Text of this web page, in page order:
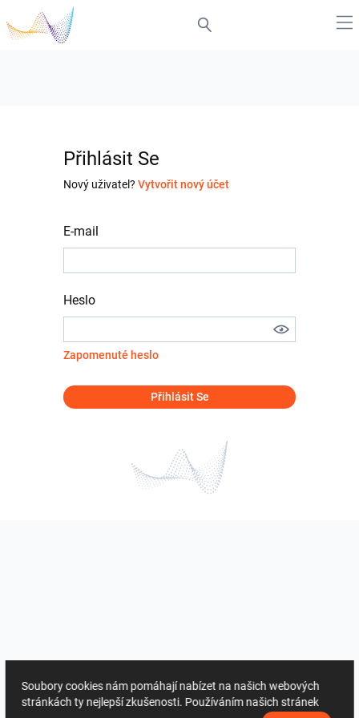
Přihlásit Se
Nový uživatel? Vytvořit nový účet
E-mail
Heslo
Zapomenuté heslo
Přihlásit Se
Soubory cookies nám pomáhají nabízet na našich webových
stránkách ty nejlepší zkušenosti. Používáním našich stránek